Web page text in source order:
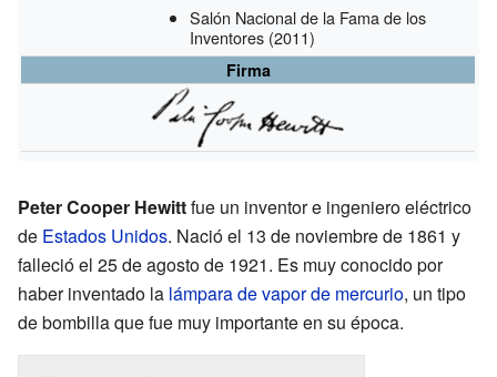
Salón Nacional de la Fama de los
Inventores (2011)
Firma
Peter Cooper Hewittfue un inventor e ingeniero eléctrico
de Estados Unidos. Nació el 13 de noviembre de 1861 y
falleció el 25 de agosto de 1921. Es muy conocido por
haber inventado la lámpara de vapor de mercurio, un tipo
de bombilla que fue muy importante en su época.